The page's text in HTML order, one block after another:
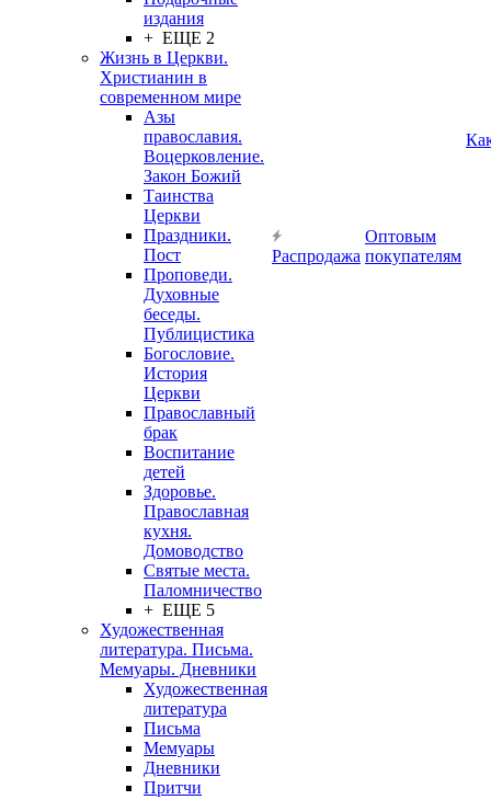
издания
+ ЕЩЕ 2
Жизнь в Церкви.
Христианин в
современном мире
Азы
православия.
Воцерковление.
Закон Божий
Таинства
Церкви
Праздники.
Пост
Проповеди.
Духовные
беседы.
Публицистика
Богословие.
История
Церкви
Православный
брак
Воспитание
детей
Здоровье.
Православная
кухня.
Домоводство
Святые места.
Паломничество
+ ЕЩЕ 5
Художественная
литература. Письма.
Мемуары. Дневники
Художественная
литература
Письма
Мемуары
Дневники
Притчи
Распродажа
Оптовым
покупателям